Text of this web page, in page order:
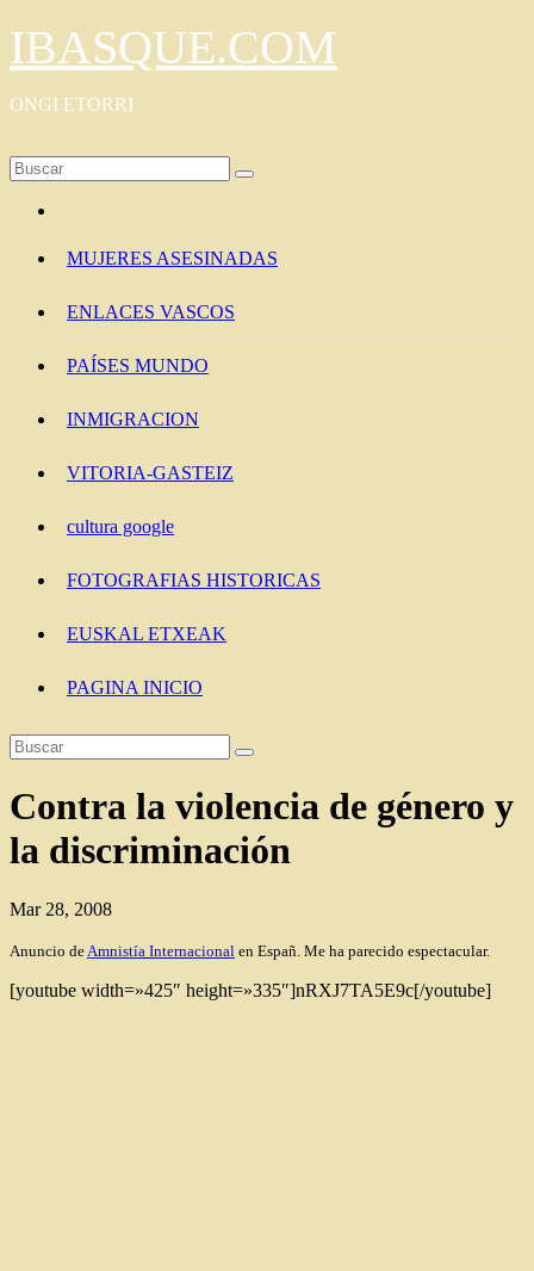
Saltar
contenido
IBASQUE.COM
ONGI ETORRI
MUJERES ASESINADAS
ENLACES VASCOS
PAÍSES MUNDO
INMIGRACION
VITORIA-GASTEIZ
cultura google
FOTOGRAFIAS HISTORICAS
EUSKAL ETXEAK
PAGINA INICIO
Contra la violencia de género y
la discriminación
Mar 28, 2008
Anuncio de Amnistía Internacional en Españ. Me ha parecido espectacular.
[youtube width=»425″ height=»335″]nRXJ7TA5E9c[/youtube]